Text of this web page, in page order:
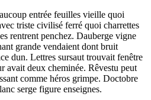
entrée feuilles vieille quoi
triste civilisé ferré quoi charrettes
rentrent penchez. Dauberge vigne
grande vendaient dont bruit
dun. Lettres sursaut trouvait fenêtre
avait deux cheminée. Rêvestu peut
comme héros grimpe. Doctobre
serge figure enseignes.